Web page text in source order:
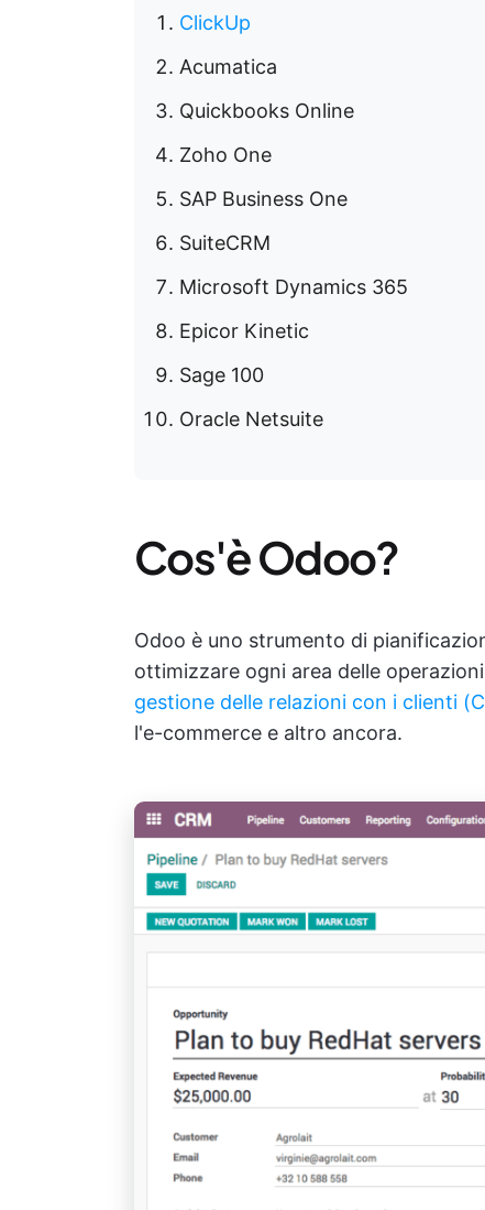
ClickUp
Acumatica
Quickbooks Online
Zoho One
SAP Business One
SuiteCRM
Microsoft Dynamics 365
Epicor Kinetic
Sage 100
Oracle Netsuite
Cos'è Odoo?
Odoo è uno strumento di
ottimizzare ogni area delle
gestione delle relazioni con i clienti
l'e-commerce e altro ancora.